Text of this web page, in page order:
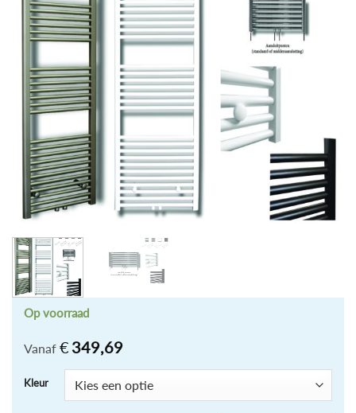
Vanaf € 349,69
Op voorraad
Kleur